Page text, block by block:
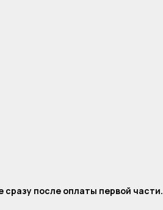
после оплаты первой части.